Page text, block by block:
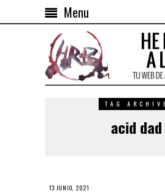
Menu
TAG ARCHIVE
acid dad
13 JUNIO, 2021